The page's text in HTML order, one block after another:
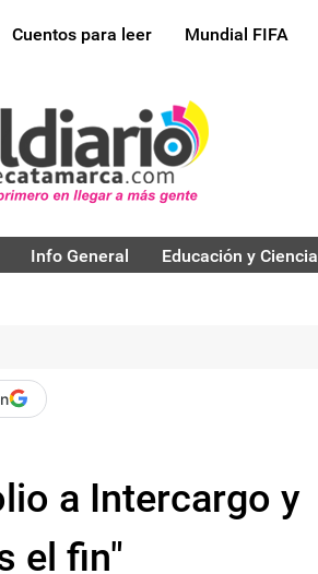
Cuentos para leer Mundial FIFA
Info General Educación y Ciencia
a Intercargo y
el fin"